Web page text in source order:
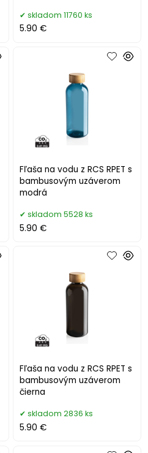
skladom 11760 ks
5.90 €
Fľaša na vodu z RCS RPET s
bambusovým uzáverom
modrá
skladom 5528 ks
5.90 €
Fľaša na vodu z RCS RPET s
bambusovým uzáverom
čierna
skladom 2836 ks
5.90 €